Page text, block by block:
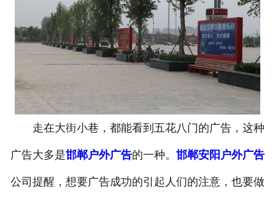
成功案例
新闻资讯
企业文化
走在大街小巷，都能看到五花八门的广告，这种
广告大多是邯郸户外广告的一种。 邯郸安阳户外广告
公司提醒，想要广告成功的引起人们的注意，也要做